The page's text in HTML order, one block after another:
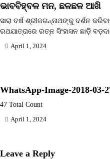
ଭାବବିହ୍ବଳ ମନ, ଛଳଛଳ ଆଖି
ସାରା ବର୍ଷ ଶ୍ରୀଜଗନ୍ନାଥଙ୍କୁ ଦର୍ଶନ
ରଥଯାତ୍ରାରେ ରତ୍ନ ସିଂହାସନ ଛାଡ଼ି
April 1, 2024
WhatsApp-Image-2018-03-
47 Total Count
April 1, 2024
Leave a Reply